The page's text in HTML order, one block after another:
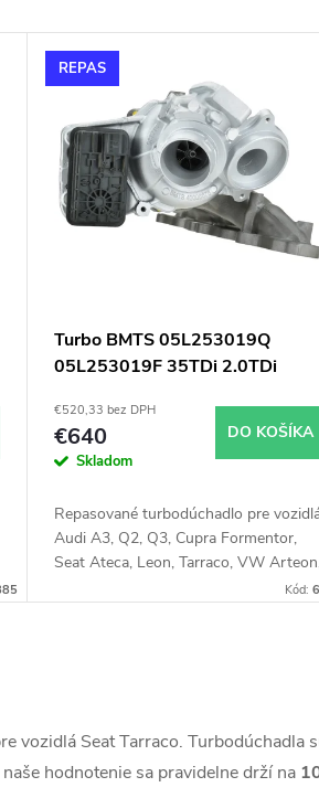
REPAS
Turbo BMTS 05L253019Q
05L253019F 35TDi 2.0TDi
€520,33 bez DPH
€640
Skladom
DO KOŠÍKA
Repasované turbodúchadlo pre
Audi A3, Q2, Q3, Cupra Formentor,
Seat Ateca, Leon, Tarraco, VW
Kód:
vozidlá Seat Tarraco. Turbodúchadla
hodnotenie sa pravidelne drží na